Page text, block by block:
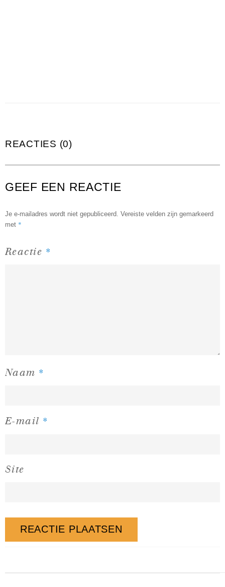
REACTIES (0)
GEEF EEN REACTIE
Je e-mailadres wordt niet gepubliceerd. Vereiste velden zijn gemarkeerd
met *
Reactie *
Naam *
E-mail *
Site